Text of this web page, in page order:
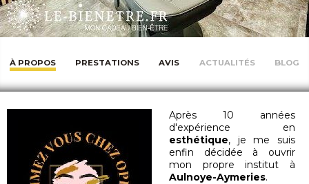
À PROPOS PRESTATIONS AVIS ACTUALITÉS BLOG
Après 10 années
d'expérience en
esthétique, je me suis
enfin décidée à ouvrir
mon propre institut à
Aulnoye-Aymeries.